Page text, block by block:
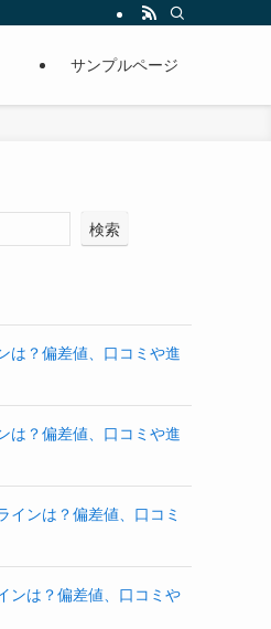
サンプルページ
検索
は？偏差値、口コミや進
は？偏差値、口コミや進
インは？偏差値、口コミ
ンは？偏差値、口コミや